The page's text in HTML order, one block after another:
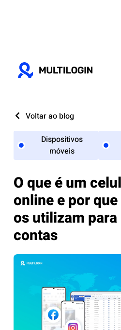
Voltar ao blog
Dispositivos
móveis
O que é um
online e por
os utilizam
contas